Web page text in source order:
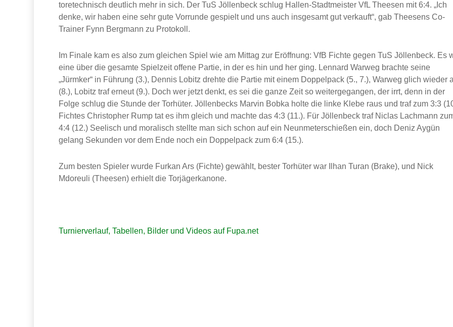
toretechnisch deutlich mehr in sich. Der TuS Jöllenbeck schlug Hallen-Stadtmeister VfL Theesen mit 6:4. „Ich
denke, wir haben eine sehr gute Vorrunde gespielt und uns auch insgesamt gut verkauft“, gab Theesens Co-
Trainer Fynn Bergmann zu Protokoll.
Im Finale kam es also zum gleichen Spiel wie am Mittag zur Eröffnung: VfB Fichte gegen TuS Jöllenbeck. Es
eine über die gesamte Spielzeit offene Partie, in der es hin und her ging. Lennard Warweg brachte seine
„Jürmker“ in Führung (3.), Dennis Lobitz drehte die Partie mit einem Doppelpack (5., 7.), Warweg glich wieder
(8.), Lobitz traf erneut (9.). Doch wer jetzt denkt, es sei die ganze Zeit so weitergegangen, der irrt, denn in der
Folge schlug die Stunde der Torhüter. Jöllenbecks Marvin Bobka holte die linke Klebe raus und traf zum 3:3
Fichtes Christopher Rump tat es ihm gleich und machte das 4:3 (11.). Für Jöllenbeck traf Niclas Lachmann
4:4 (12.) Seelisch und moralisch stellte man sich schon auf ein Neunmeterschießen ein, doch Deniz Aygün
gelang Sekunden vor dem Ende noch ein Doppelpack zum 6:4 (15.).
Zum besten Spieler wurde Furkan Ars (Fichte) gewählt, bester Torhüter war Ilhan Turan (Brake), und Nick
Mdoreuli (Theesen) erhielt die Torjägerkanone.
Turnierverlauf, Tabellen, Bilder und Videos auf Fupa.net